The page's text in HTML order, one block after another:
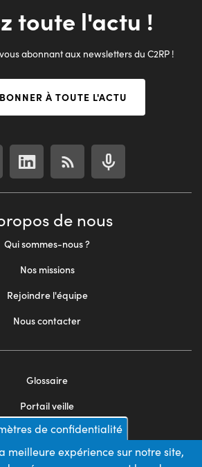
toute l'actu !
abonnant aux newsletters du C2RP !
À TOUTE L'ACTU
de nous
Qui sommes-nous ?
Nos missions
Rejoindre l'équipe
Nous contacter
Glossaire
Portail veille
Mentions légales
Appels d'offres
de confidentialité
meilleure expérience sur notre site,